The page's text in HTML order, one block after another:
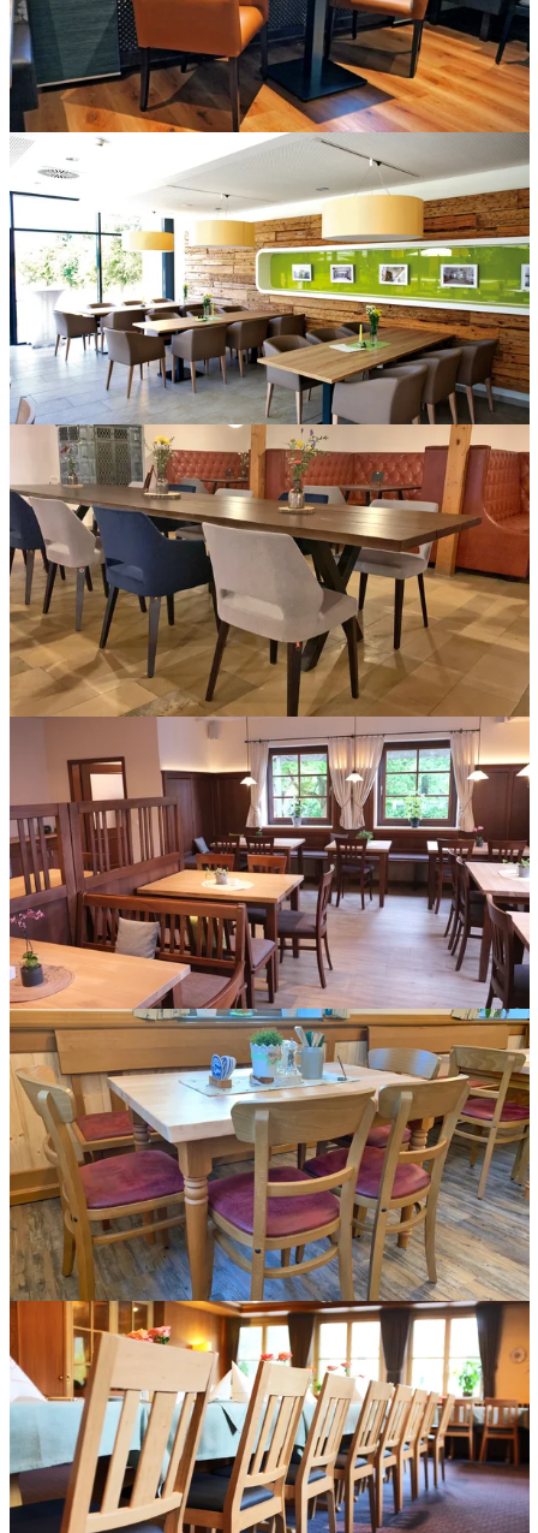
Elegante Leder-Sessel im Käßer Brodswinden in Ansbach.
Gepolsterte Stühle im Schlössle in Nördlingen.
Gepolsterte, verschiedenfarbige Stühle im Seerestaurant
Strandblick in Gunzenhausen.
Rustikale Inneneinrichtung für einen Gastronomiebetrieb wie
beispielsweise Hainzinger Einsbach.
Klosterwirtschaft Karlshuld Holzstühle mit Sitzpolster.